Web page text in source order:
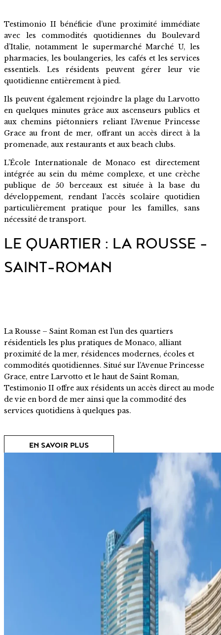
Testimonio II bénéficie d’une proximité immédiate
avec les commodités quotidiennes du Boulevard
d’Italie, notamment le supermarché Marché U, les
pharmacies, les boulangeries, les cafés et les services
essentiels. Les résidents peuvent gérer leur vie
quotidienne entièrement à pied.
Ils peuvent également rejoindre la plage du Larvotto
en quelques minutes grâce aux ascenseurs publics et
aux chemins piétonniers reliant l’Avenue Princesse
Grace au front de mer, offrant un accès direct à la
promenade, aux restaurants et aux beach clubs.
L’École Internationale de Monaco est directement
intégrée au sein du même complexe, et une crèche
publique de 50 berceaux est située à la base du
développement, rendant l’accès scolaire quotidien
particulièrement pratique pour les familles, sans
nécessité de transport.
LE QUARTIER : LA ROUSSE –
SAINT-ROMAN
La Rousse – Saint Roman est l’un des quartiers
résidentiels les plus pratiques de Monaco, alliant
proximité de la mer, résidences modernes, écoles et
commodités quotidiennes. Situé sur l’Avenue Princesse
Grace, entre Larvotto et le haut de Saint Roman,
Testimonio II offre aux résidents un accès direct au mode
de vie en bord de mer ainsi que la commodité des
services quotidiens à quelques pas.
EN SAVOIR PLUS